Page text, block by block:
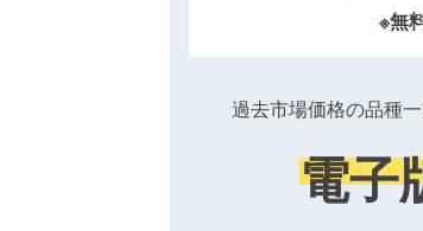
※無
過去市場価格の品種
電子